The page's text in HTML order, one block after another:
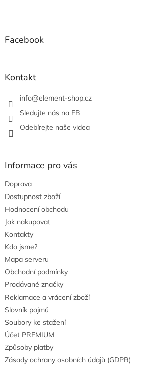
Facebook
Kontakt
info@element-shop.cz
Sledujte nás na FB
Odebírejte naše videa
Informace pro vás
Doprava
Dostupnost zboží
Hodnocení obchodu
Jak nakupovat
Kontakty
Kdo jsme?
Mapa serveru
Obchodní podmínky
Prodávané značky
Reklamace a vrácení zboží
Slovník pojmů
Soubory ke stažení
Účet PREMIUM
Způsoby platby
Zásady ochrany osobních údajů (GDPR)